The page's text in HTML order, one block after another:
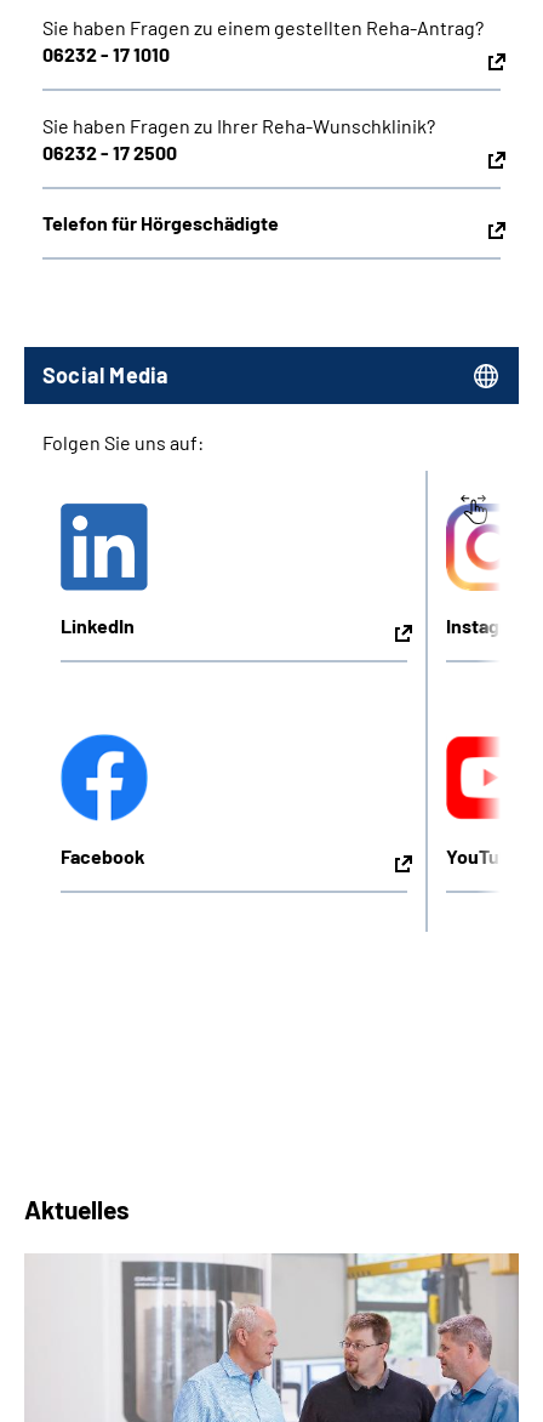
Sie haben Fragen zu einem gestellten Reha-Antrag?
06232 - 17 1010
Sie haben Fragen zu Ihrer Reha-Wunschklinik?
06232 - 17 2500
Telefon für Hörgeschädigte
Social Media
Folgen Sie uns auf:
LinkedIn Instagram
Facebook YouTube
Aktuelles